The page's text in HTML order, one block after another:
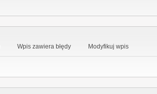
Wpis zawiera błędy Modyfikuj wpis